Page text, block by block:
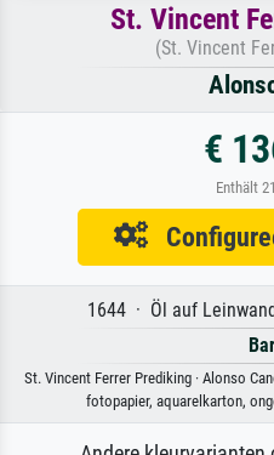
St. Vincent
(St. Vincent
€
Enthält
1644 · Öl auf
St. Vincent Ferrer Prediking · Alonso
fotopapier, aquarelkarton,